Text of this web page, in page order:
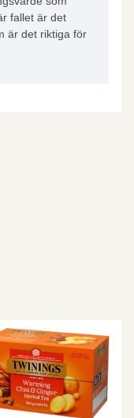
fallet är det
är det riktiga för